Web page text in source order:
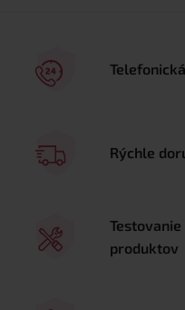
Rýchle
produktov